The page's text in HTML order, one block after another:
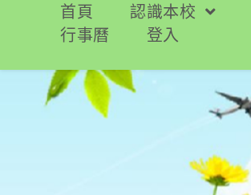
要
首頁 認識本校
行事曆
登入